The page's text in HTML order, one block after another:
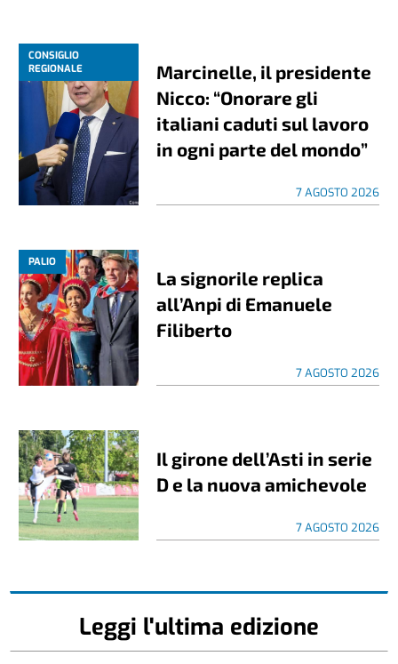
CONSIGLIO
REGIONALE
Marcinelle, il presidente
Nicco: “Onorare gli
italiani caduti sul lavoro
in ogni parte del mondo”
7 AGOSTO 2026
PALIO
La signorile replica
all’Anpi di Emanuele
Filiberto
7 AGOSTO 2026
Il girone dell’Asti in serie
D e la nuova amichevole
7 AGOSTO 2026
Leggi l'ultima edizione